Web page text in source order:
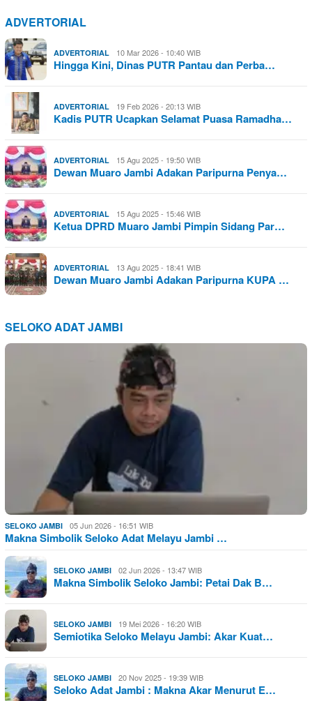
ADVERTORIAL
ADVERTORIAL 10 Mar 2026 - 10:40 WIB
Hingga Kini, Dinas PUTR Pantau dan Perba…
ADVERTORIAL 19 Feb 2026 - 20:13 WIB
Kadis PUTR Ucapkan Selamat Puasa Ramadha…
ADVERTORIAL 15 Agu 2025 - 19:50 WIB
Dewan Muaro Jambi Adakan Paripurna Penya…
ADVERTORIAL 15 Agu 2025 - 15:46 WIB
Ketua DPRD Muaro Jambi Pimpin Sidang Par…
ADVERTORIAL 13 Agu 2025 - 18:41 WIB
Dewan Muaro Jambi Adakan Paripurna KUPA …
SELOKO ADAT JAMBI
SELOKO JAMBI 05 Jun 2026 - 16:51 WIB
Makna Simbolik Seloko Adat Melayu Jambi …
SELOKO JAMBI 02 Jun 2026 - 13:47 WIB
Makna Simbolik Seloko Jambi: Petai Dak B…
SELOKO JAMBI 19 Mei 2026 - 16:20 WIB
Semiotika Seloko Melayu Jambi: Akar Kuat…
SELOKO JAMBI 20 Nov 2025 - 19:39 WIB
Seloko Adat Jambi : Makna Akar Menurut E…